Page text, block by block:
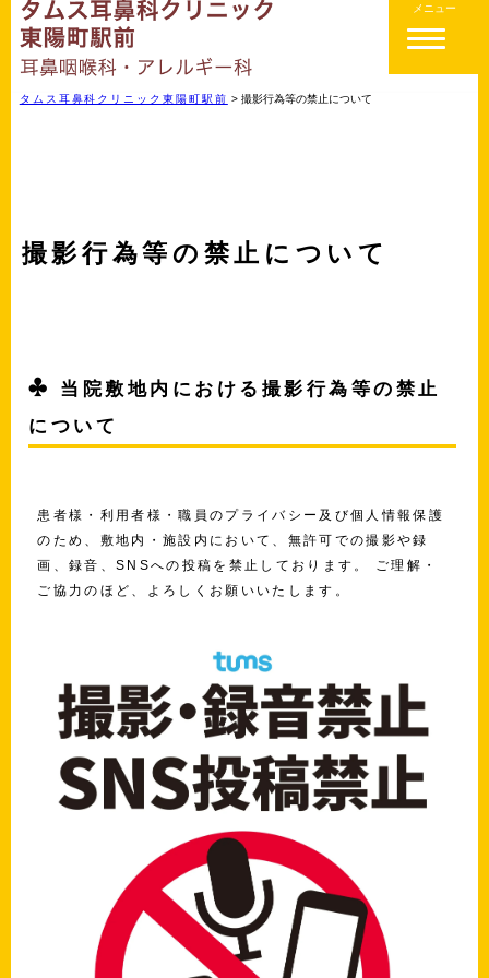
メニュー
タムス耳鼻科クリニック東陽町駅前 > 撮影行為等の禁止について
撮影行為等の禁止について
当院敷地内における撮影行為等の禁止
について
患者様・利用者様・職員のプライバシー及び個人情報保護
のため、敷地内・施設内において、無許可での撮影や録
画、録音、SNSへの投稿を禁止しております。 ご理解・
ご協力のほど、よろしくお願いいたします。